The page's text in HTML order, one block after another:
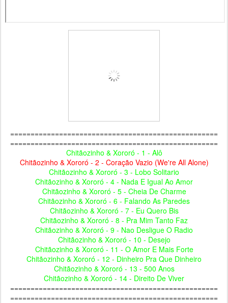
===================================================
===================================================
Chitãozinho & Xororó - 1 - Alô
Chitãozinho & Xororó - 2 - Coração Vazio (We're All Alone)
Chitãozinho & Xororó - 3 - Lobo Solitario
Chitãozinho & Xororó - 4 - Nada E Igual Ao Amor
Chitãozinho & Xororó - 5 - Cheia De Charme
Chitãozinho & Xororó - 6 - Falando As Paredes
Chitãozinho & Xororó - 7 - Eu Quero Bis
Chitãozinho & Xororó - 8 - Pra Mim Tanto Faz
Chitãozinho & Xororó - 9 - Nao Desligue O Radio
Chitãozinho & Xororó - 10 - Desejo
Chitãozinho & Xororó - 11 - O Amor E Mais Forte
Chitãozinho & Xororó - 12 - Dinheiro Pra Que Dinheiro
Chitãozinho & Xororó - 13 - 500 Anos
Chitãozinho & Xororó - 14 - Direito De Viver
===================================================
===================================================